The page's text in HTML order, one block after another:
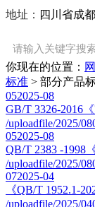
地址： 四川省成
你现在的位置：
标准 > 部分产品
052025-08
GB/T 3326-2016
/uploadfile/2025/
052025-08
QB/T 2383 -1998
/uploadfile/2025/
072025-04
《QB/T 1952.1-
/uploadfile/2025/